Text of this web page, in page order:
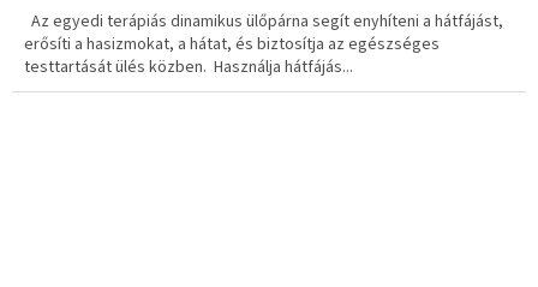
Az egyedi terápiás dinamikus ülőpárna segít enyhíteni a hátfájást,
erősíti a hasizmokat, a hátat, és biztosítja az egészséges
testtartását ülés közben. Használja hátfájás...